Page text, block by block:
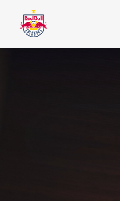
03:20